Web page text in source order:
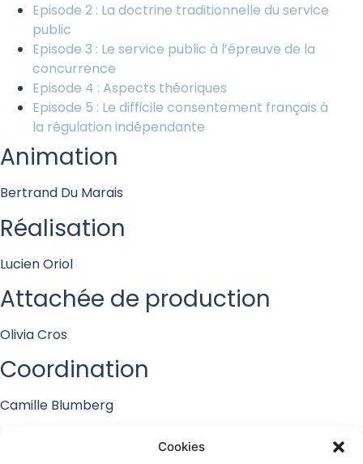
Cookies
Episode 2 : La doctrine traditionnelle du service
public
Episode 3 : Le service public à l’épreuve de la
concurrence
Episode 4 : Aspects théoriques
Episode 5 : Le difficile consentement français à
la régulation indépendante
Animation
Bertrand Du Marais
Réalisation
Lucien Oriol
Attachée de production
Olivia Cros
Coordination
Camille Blumberg
Musique originale